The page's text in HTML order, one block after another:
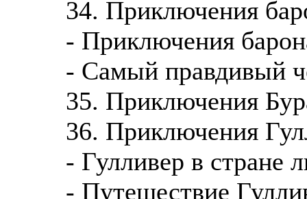
34. Приключения
- Приключения
- Самый правдивый
35. Приключения
36. Приключения
- Гулливер в стране
- Путешествие